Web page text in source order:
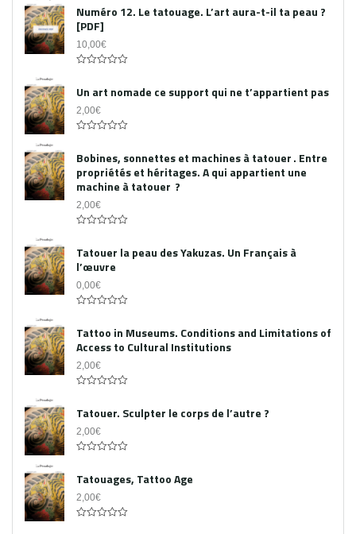
out
of
5
Numéro 12. Le tatouage. L’art aura-t-il ta peau ?
[PDF]
10,00€
out
of
5
Un art nomade ce support qui ne t’appartient pas
2,00€
out
of
5
Bobines, sonnettes et machines à tatouer . Entre
propriétés et héritages. A qui appartient une
machine à tatouer ?
2,00€
out
of
5
Tatouer la peau des Yakuzas. Un Français à
l’œuvre
0,00€
out
of
5
Tattoo in Museums. Conditions and Limitations of
Access to Cultural Institutions
2,00€
out
of
5
Tatouer. Sculpter le corps de l’autre ?
2,00€
out
of
5
Tatouages, Tattoo Age
2,00€